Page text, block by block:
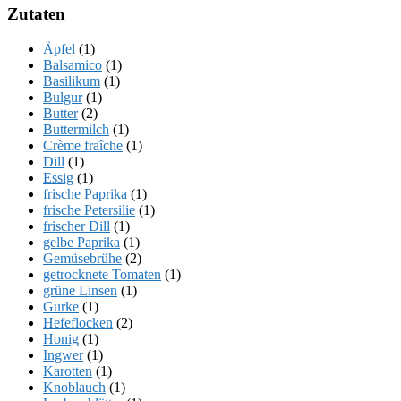
Zutaten
Äpfel (1)
Balsamico (1)
Basilikum (1)
Bulgur(1)
Butter(2)
Buttermilch (1)
Crème fraîche (1)
Dill (1)
Essig (1)
frische Paprika (1)
frische Petersilie (1)
frischer Dill (1)
gelbe Paprika (1)
Gemüsebrühe (2)
getrocknete Tomaten (1)
grüne Linsen (1)
Gurke (1)
Hefeflocken (2)
Honig (1)
Ingwer(1)
Karotten (1)
Knoblauch (1)